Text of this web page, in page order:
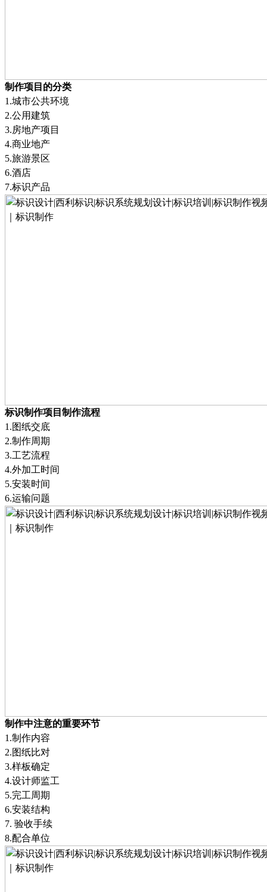
制作项目的分类
1.城市公共环境
2.公用建筑
3.房地产项目
4.商业地产
5.旅游景区
6.酒店
7.标识产品
标识制作项目制作流程
1.图纸交底
2.制作周期
3.工艺流程
4.外加工时间
5.安装时间
6.运输问题
制作中注意的重要环节
1.制作内容
2.图纸比对
3.样板确定
4.设计师监工
5.完工周期
6.安装结构
7. 验收手续
8.配合单位